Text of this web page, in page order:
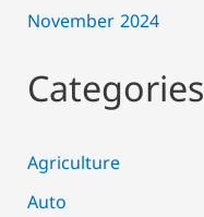
November 2024
Categories
Agriculture
Auto